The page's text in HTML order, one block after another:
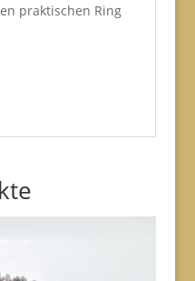
praktischen Ring